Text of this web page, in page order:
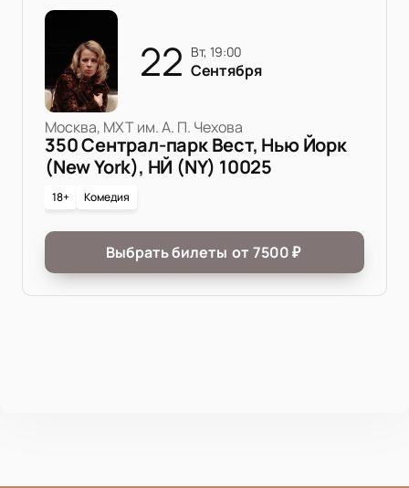
22 вт, 19:00
Сентября
Москва, МХТ им. А. П. Чехова
350 Сентрал-парк Вест, Нью Йорк
(New York), НЙ (NY) 10025
18+ Комедия
Выбрать билеты от 7500₽